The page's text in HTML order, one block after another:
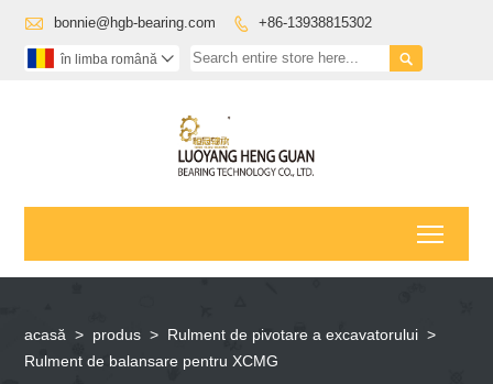
 bonnie@hgb-bearing.com  +86-13938815302

în limba română 
acasă > produs > Rulment de pivotare a excavatorului >
Rulment de balansare pentru XCMG